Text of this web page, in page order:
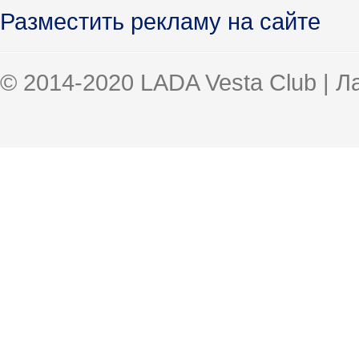
Разместить рекламу на сайте
© 2014-2020 LADA Vesta Club |